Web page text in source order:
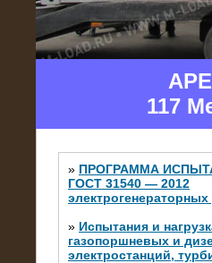
117
» ПРОГРАММА
ГОСТ 31540 — 2012
электрогенераторных
» Испытания и
газопоршневых и
электростанций,